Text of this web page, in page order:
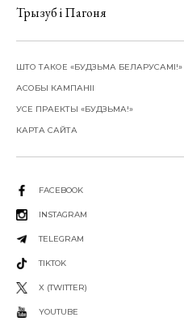
Трызуб і Пагоня
ШТО ТАКОЕ «БУДЗЬМА БЕЛАРУСАМІ!»
АСОБЫ КАМПАНІІ
УСЕ ПРАЕКТЫ «БУДЗЬМА!»
КАРТА САЙТА
FACEBOOK
INSTAGRAM
TELEGRAM
TIKTOK
X (TWITTER)
YOUTUBE